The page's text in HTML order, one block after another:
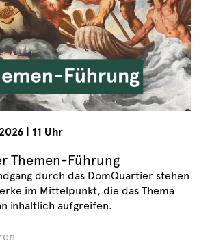
| 11 Uhr
Themen-Führung
durch das DomQuartier stehen
im Mittelpunkt, die das Thema
inhaltlich aufgreifen.